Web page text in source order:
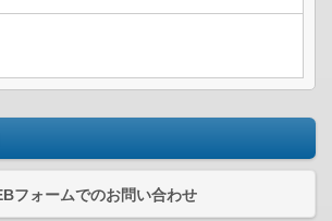
フォームでのお問い合わせ